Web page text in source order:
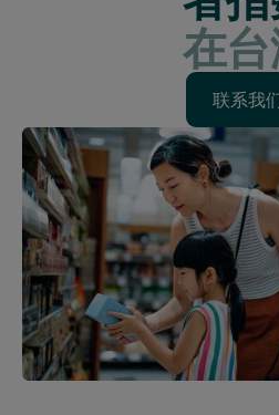
在
联系我
联系我